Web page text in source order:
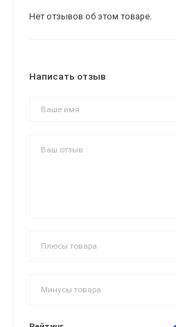
Нет отзывов об этом товаре.
Написать отзыв